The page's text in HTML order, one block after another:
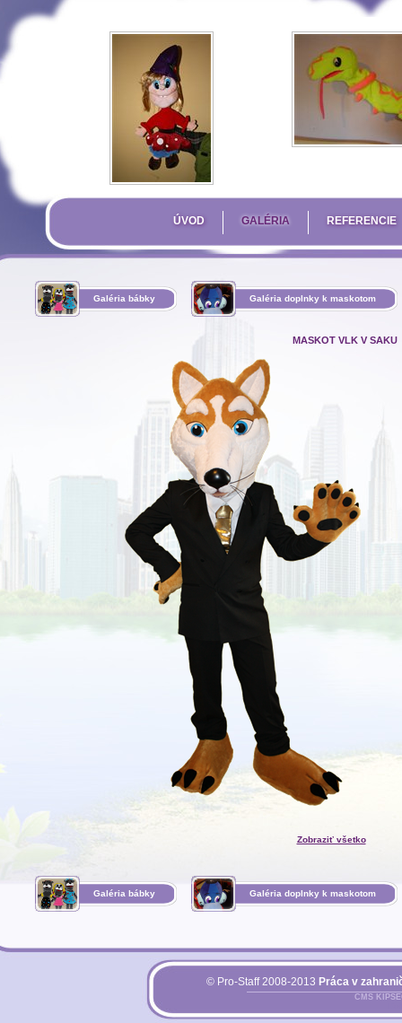
ÚVOD GALÉRIA REFERENCIE
Galéria bábky Galéria doplnky k maskotom
MASKOT VLK V SAKU
Zobraziť všetko
Galéria bábky Galéria doplnky k maskotom
© Pro-Staff 2008-2013 Práca v
CMS